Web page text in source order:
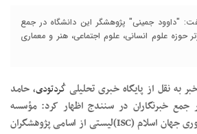
"داوود جمینی" پژوهشگر این دانشگاه در جمع
برتر حوزه علوم انسانی، علوم اجتماعی، هنر و معماری
به نقل از پایگاه خبری تحلیلیکُردتودی، حامد
جمع خبرنگاران در سنندج اظهار کرد: مؤسسه
استنادی و پایش علم و فناوری جهان اسلام (ISC)لیستی از اسامی پژوهشگران